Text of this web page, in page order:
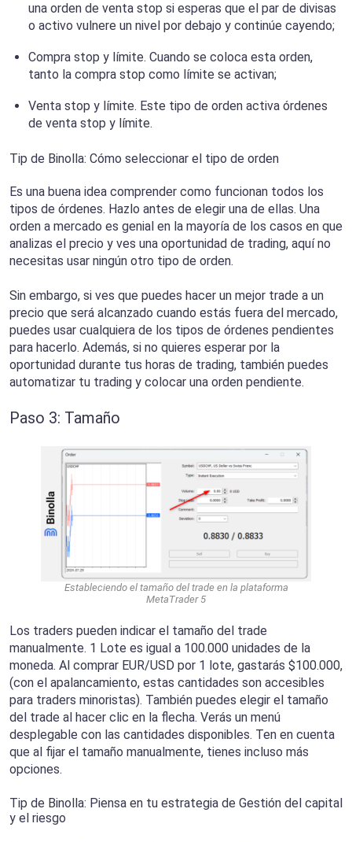
una orden de venta stop si esperas que el par de divisas
o activo vulnere un nivel por debajo y continúe cayendo;
Compra stop y límite. Cuando se coloca esta orden,
tanto la compra stop como límite se activan;
Venta stop y límite. Este tipo de orden activa órdenes
de venta stop y límite.
Tip de Binolla: Cómo seleccionar el tipo de orden
Es una buena idea comprender como funcionan todos los
tipos de órdenes. Hazlo antes de elegir una de ellas. Una
orden a mercado es genial en la mayoría de los casos en que
analizas el precio y ves una oportunidad de trading, aquí no
necesitas usar ningún otro tipo de orden.
Sin embargo, si ves que puedes hacer un mejor trade a un
precio que será alcanzado cuando estás fuera del mercado,
puedes usar cualquiera de los tipos de órdenes pendientes
para hacerlo. Además, si no quieres esperar por la
oportunidad durante tus horas de trading, también puedes
automatizar tu trading y colocar una orden pendiente.
Paso 3: Tamaño
Estableciendo el tamaño del trade en la plataforma
MetaTrader 5
Los traders pueden indicar el tamaño del trade
manualmente. 1 Lote es igual a 100.000 unidades de la
moneda. Al comprar EUR/USD por 1 lote, gastarás $100.000,
(con el apalancamiento, estas cantidades son accesibles
para traders minoristas). También puedes elegir el tamaño
del trade al hacer clic en la flecha. Verás un menú
desplegable con las cantidades disponibles. Ten en cuenta
que al fijar el tamaño manualmente, tienes incluso más
opciones.
Tip de Binolla: Piensa en tu estrategia de Gestión del capital
y el riesgo